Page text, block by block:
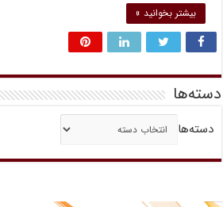
بیشتر بخوانید »
دسته‌ها
دسته‌ها